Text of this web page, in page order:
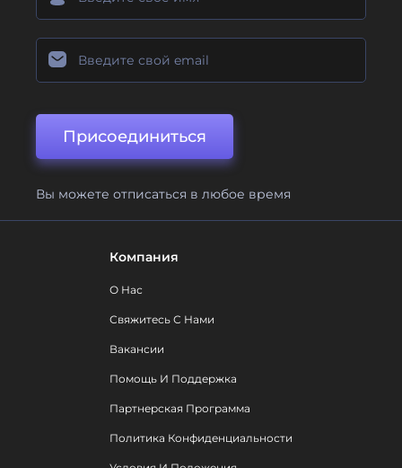
Присоединиться
Вы можете отписаться в любое время
Компания
О Нас
Свяжитесь С Нами
Вакансии
Помощь И Поддержка
Партнерская Программа
Политика Конфиденциальности